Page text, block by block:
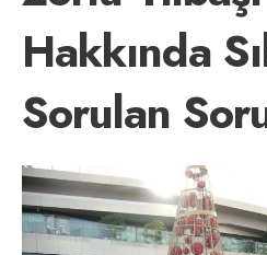
Hakkında
Sorulan